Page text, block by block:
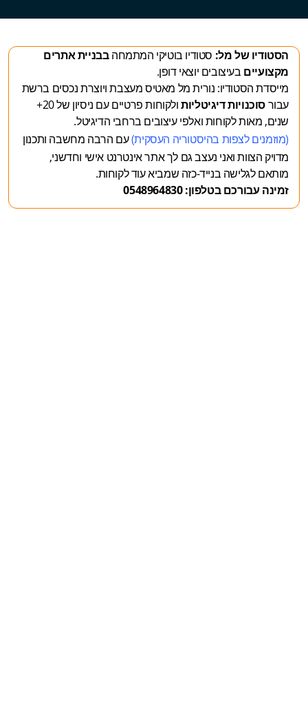
הסטודיו של מל: סטודיו בוטיקי המתמחהבבניית אתרים
מקצועיים בעיצובים יוצאי דופן.
מייסדת הסטודיו: נורית מל מאטיס מעצבת ויוצרת נכסים ברשת
עבורסוכנויות דיגיטליות
ולקוחות פרטיים עם ניסיון של 20+
שנים, מאות לקוחות ואלפי עיצובים ברחבי הדיגיטל.
(מוזמנים לצפות בהיסטוריה העסקית)עם הרבה מחשבה ותכנון
מדויק הצוות ואני נעצב גם לך אתר אינטרנט אישי וחדשני,
מותאם לגלישה בנייד-כזה שמביא עוד לקוחות.
זמינה עבורכם בטלפון: 0548964830